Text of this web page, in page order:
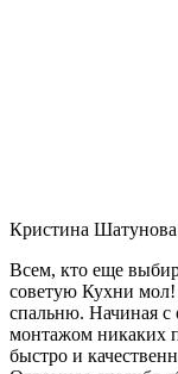
Кристина Шатунова
Всем, кто еще
советую Кухни
спальню. Начиная с
монтажом никаких
быстро и